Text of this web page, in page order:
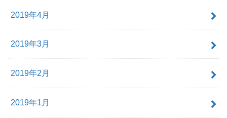
2019年4月
2019年3月
2019年2月
2019年1月